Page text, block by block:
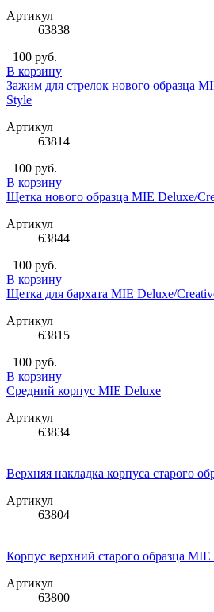
Артикул
63838
100 руб.
В корзину
Зажим для стрелок нового образца
Style
Артикул
63814
100 руб.
В корзину
Щетка нового образца MIE Deluxe/
Артикул
63844
100 руб.
В корзину
Щетка для бархата MIE Deluxe/
Артикул
63815
100 руб.
В корзину
Средний корпус MIE Deluxe
Артикул
63834
Верхняя накладка корпуса старого
Артикул
63804
Корпус верхний старого образца
Артикул
63800